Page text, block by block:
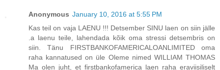
Anonymous January 10, 2016 at 5:55 PM
Kas teil on vaja LAENU !!! Detsember SINU laen on siin jälle
.a laenu teile, lahendada kõik oma stressi detsembris on
siin. Tänu FIRSTBANKOFAMERICALOANLIMITED oma
raha kannatused on üle Oleme nimed WILLIAM THOMAS
Ma olen juht, et firstbankofamerica laen raha eraviisiliselt